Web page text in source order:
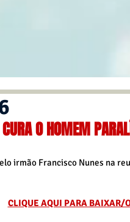
O HOMEM
irmão Francisco Nunes na
CLIQUE AQUI PARA BAIXAR/